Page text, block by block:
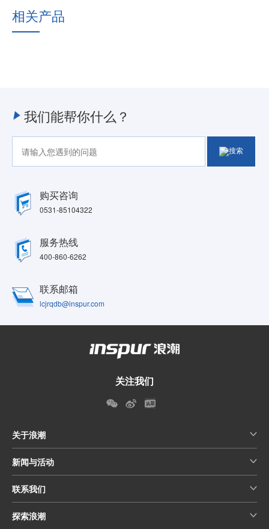
相关产品
我们能帮你什么？
购买咨询
0531-85104322
服务热线
400-860-6262
联系邮箱
lcjrqdb@inspur.com
关注我们
关于浪潮
新闻与活动
联系我们
探索浪潮